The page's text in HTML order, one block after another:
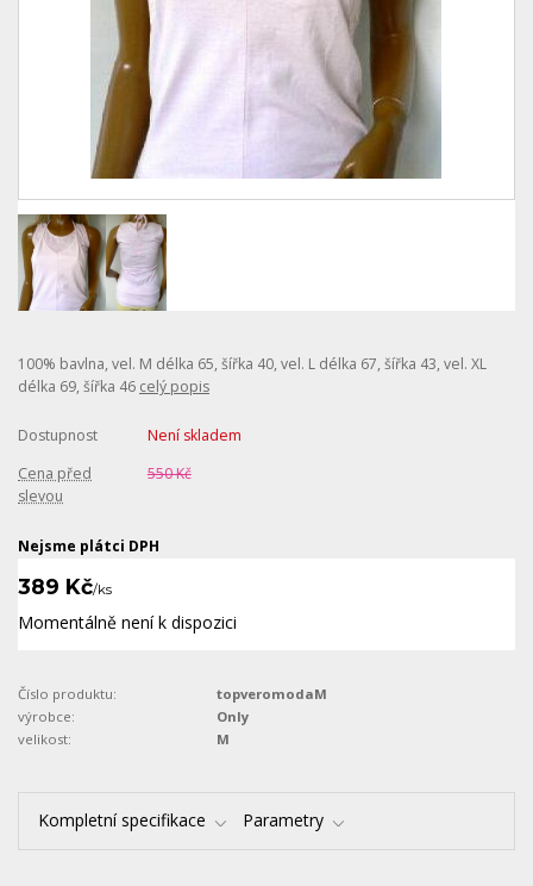
100% bavlna, vel. M délka 65, šířka 40, vel. L délka 67, šířka 43, vel. XL
délka 69, šířka 46 celý popis
Dostupnost
Není skladem
Cena před
slevou
550 Kč
Nejsme plátci DPH
389 Kč/ks
Momentálně není k dispozici
Číslo produktu:
topveromodaM
výrobce:
Only
velikost:
M
Kompletní specifikace Parametry